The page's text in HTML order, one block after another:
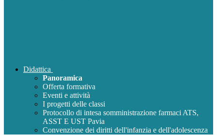
Didattica
Panoramica
Offerta formativa
Eventi e attività
I progetti delle classi
Protocollo di intesa somministrazione farmaci ATS,
ASST E UST Pavia
Convenzione dei diritti dell'infanzia e dell'adolescenza